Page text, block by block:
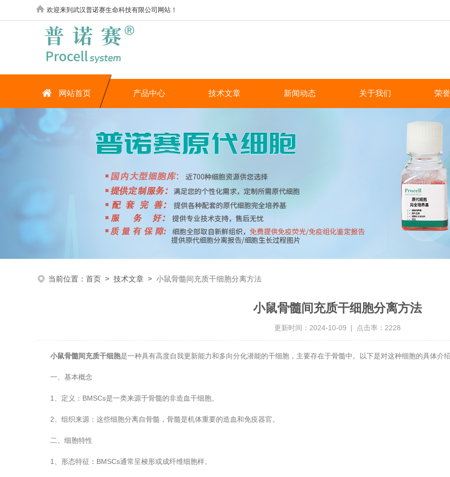
欢迎来到武汉普诺赛生命科技有限公司网站！
网站首页 产品中心 技术文章 新闻动态 关于我们 荣
当前位置： 首页 > 技术文章 > 小鼠骨髓间充质干细胞分离方法
小鼠骨髓间充质干细胞分离方法
更新时间：2024-10-09 | 点击率：2228
小鼠骨髓间充质干细胞是一种具有高度自我更新能力和多向分化潜能的干细胞，主要存在于骨髓中。以下是对这种细胞的具体介
一、基本概念
1、定义：BMSCs是一类来源于骨髓的非造血干细胞。
2、组织来源：这些细胞分离自骨髓，骨髓是机体重要的造血和免疫器官。
二、细胞特性
1、形态特征：BMSCs通常呈梭形或成纤维细胞样。